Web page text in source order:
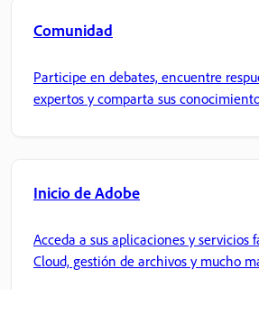
Comunidad
Participe en debates, encuentre
expertos y comparta sus
Inicio de Adobe
Acceda a sus aplicaciones y servicios
Cloud, gestión de archivos y mucho